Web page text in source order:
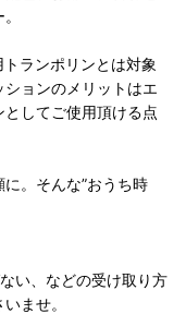
ランポリンとは対象
ョンのメリットはエ
してご使用頂ける点
。そんな”おうち時
い、などの受け取り方
ませ。